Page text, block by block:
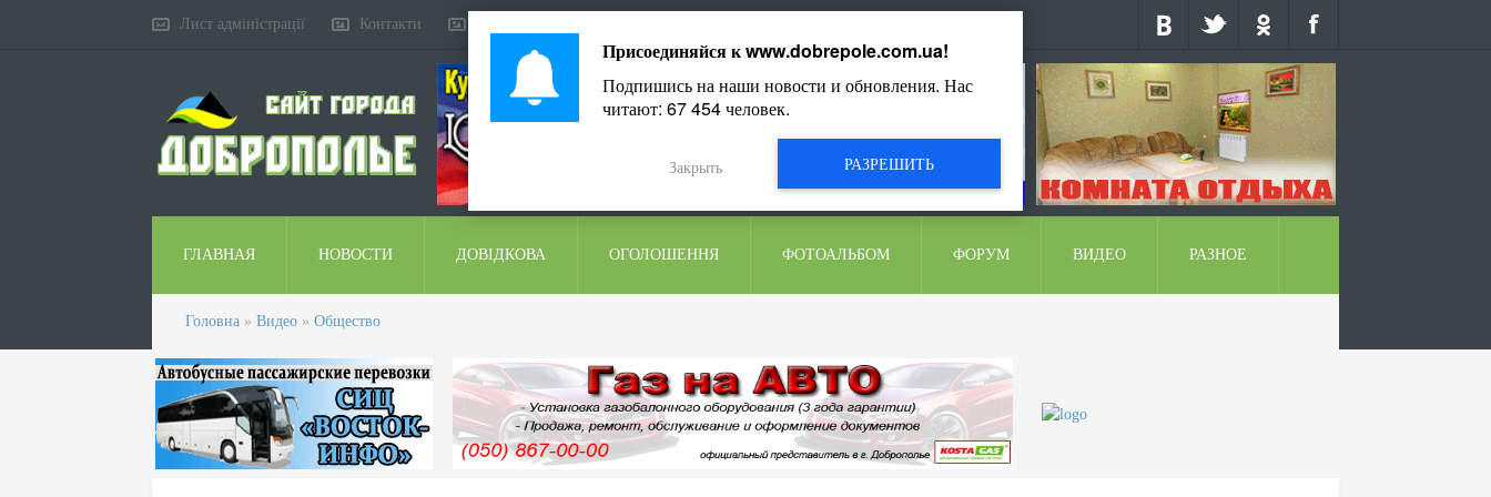
Лист адміністрації Контакти
ГЛАВНАЯ НОВОСТИ ДОВІДКОВА ОГОЛОШЕННЯ ФОТОАЛЬБОМ ФОРУМ ВИДЕО РАЗНОЕ
Головна » Видео » Общество
Присоединяйся кwww.dobrepole.com.ua!
Подпишись на наши новости и обновления. Нас
читают: 67 454человек.
РАЗРЕШИТЬ
Закрыть